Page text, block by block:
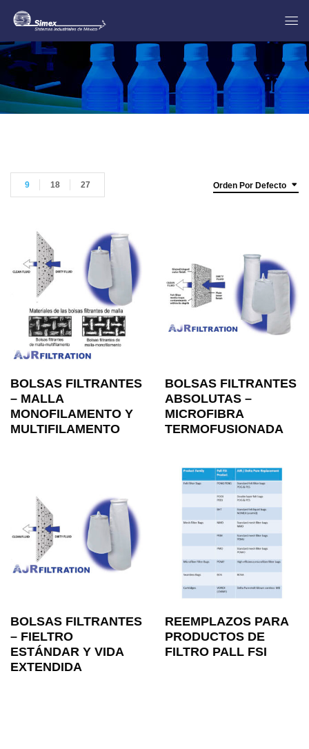
Orden Por Defecto
9 18 27
BOLSAS FILTRANTES
– MALLA
MONOFILAMENTO Y
MULTIFILAMENTO
BOLSAS FILTRANTES
ABSOLUTAS –
MICROFIBRA
TERMOFUSIONADA
BOLSAS FILTRANTES
– FIELTRO
ESTÁNDAR Y VIDA
EXTENDIDA
REEMPLAZOS PARA
PRODUCTOS DE
FILTRO PALL FSI